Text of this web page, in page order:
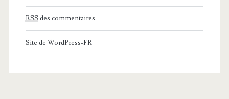
RSS des commentaires
Site de WordPress-FR